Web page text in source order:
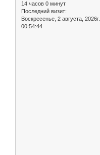
14 часов 0 минут
Последний визит:
Воскресенье, 2 августа, 2026г.
00:54:44